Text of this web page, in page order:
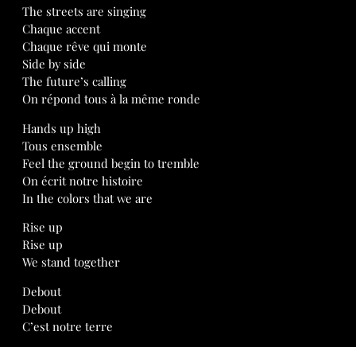
The streets are singing
Chaque accent
Chaque rêve qui monte
Side by side
The future’s calling
On répond tous à la même ronde
Hands up high
Tous ensemble
Feel the ground begin to tremble
On écrit notre histoire
In the colors that we are
Rise up
Rise up
We stand together
Debout
Debout
C’est notre terre